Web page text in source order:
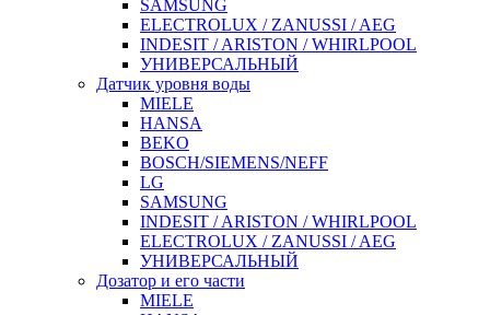
SAMSUNG
ELECTROLUX / ZANUSSI / AEG
INDESIT / ARISTON / WHIRLPOOL
УНИВЕРСАЛЬНЫЙ
Датчик уровня воды
MIELE
HANSA
BEKO
BOSCH/SIEMENS/NEFF
LG
SAMSUNG
INDESIT / ARISTON / WHIRLPOOL
ELECTROLUX / ZANUSSI / AEG
УНИВЕРСАЛЬНЫЙ
Дозатор и его части
MIELE